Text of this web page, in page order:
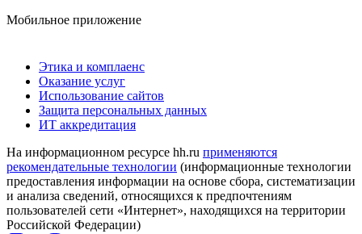
Мобильное приложение
Этика и комплаенс
Оказание услуг
Использование сайтов
Защита персональных данных
ИТ аккредитация
На информационном ресурсе hh.ru применяются
рекомендательные технологии (информационные технологии
предоставления информации на основе сбора, систематизации
и анализа сведений, относящихся к предпочтениям
пользователей сети «Интернет», находящихся на территории
Российской Федерации)